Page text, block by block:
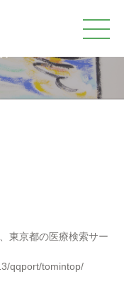
東京都の医療検索サー
qqport/tomintop/